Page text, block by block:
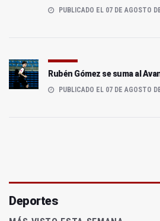
PUBLICADO EL 07 DE AGOSTO
Rubén Gómez se suma al
PUBLICADO EL 07 DE AGOSTO
Deportes